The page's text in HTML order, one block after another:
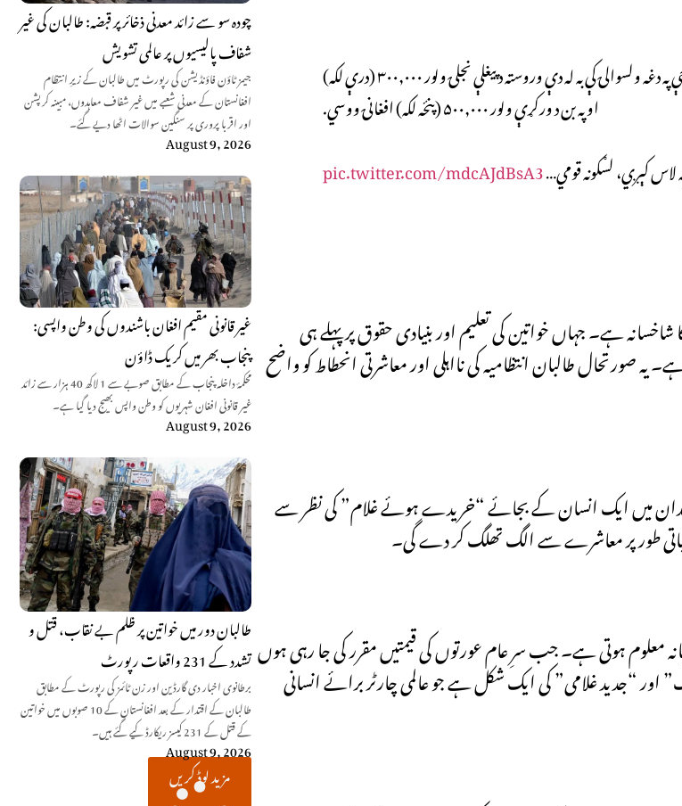
چودہ سو سے زائد معدنی ذخائر پر قبضہ: طالبان کی غیر
شفاف پالیسیوں پر عالمی تشویش
جیمز ٹاؤن فاؤنڈیشن کی رپورٹ میں طالبان کے زیرِ انتظام
افغانستان کے معدنی شعبے میں غیر شفاف معاہدوں، مبینہ کرپشن
اور اقربا پروری پر سنگین سوالات اٹھا دیے گئے۔
August 9, 2026
غیر قانونی مقیم افغان باشندوں کی وطن واپسی:
پنجاب بھر میں کریک ڈاؤن
محکمۂ داخلہ پنجاب کے مطابق صوبے سے 1 لاکھ 40 ہزار سے زائد
غیر قانونی افغان شہریوں کو وطن واپس بھیج دیا گیا ہے۔
August 9, 2026
طالبان دور میں خواتین پر ظلم بے نقاب، قتل و
تشدد کے 231 واقعات رپورٹ
برطانوی اخبار دی گارڈین اور زن ٹائمز کی رپورٹ کے مطابق
طالبان کے اقتدار کے بعد افغانستان کے 10 صوبوں میں خواتین
کے قتل کے 231 کیسز ریکارڈ کیے گئے ہیں۔
August 9, 2026
مزید لوڈ کریں
د پکتیکا ولایت د یحیاخېلو ولسوالۍ قومي مشرانو او مخورو په یوه ګډه پرېکړه کې هوکړه کړې چې په دغه ولسوالۍ کې به له دې وروسته د پیغلې نجلۍ ولور ۳۰۰,۰۰۰ (درې لکه)
او په بن د ورکړې ولور ۵۰۰,۰۰۰ (پنځه لکه) افغانۍ ووسي.
لاس کېږي، لسګونه قومي…pic.twitter.com/mdcAJdBsA3
ہے۔ جہاں خواتین کی تعلیم اور بنیادی حقوق پر پہلے ہی
صورتحال طالبان انتظامیہ کی نااہلی اور معاشرتی انحطاط کو واضح
میں ایک انسان کے بجائے “خریدے ہوئے غلام” کی نظر سے
طور پر معاشرے سے الگ تھلگ کر دے گی۔
معلوم ہوتی ہے۔ جب سرِ عام عورتوں کی قیمتیں مقرر کی جا رہی ہوں
اور “جدید غلامی” کی ایک شکل ہے جو عالمی چارٹر برائے انسانی